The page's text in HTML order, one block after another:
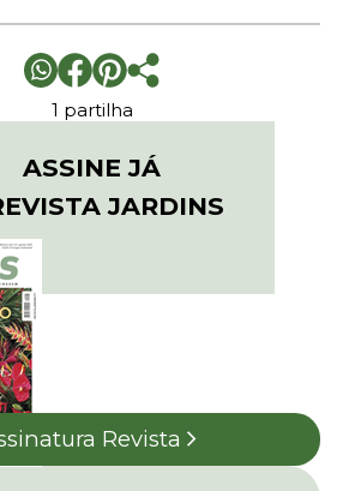
1 partilha
ASSINE JÁ
JARDINS
Revista